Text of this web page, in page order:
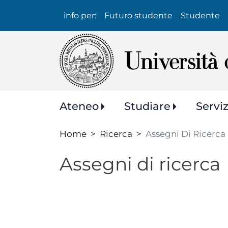
Info
per:
info per: Futuro studente Studente
Navigazione
Ateneo Studiare
Home Ricerca Assegni Di Ricerca
Assegni di ricerca